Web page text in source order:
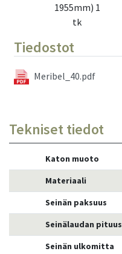
1955mm) 1
tk
Tiedostot
Meribel_40.pdf
Tekniset tiedot
Katon muoto
Materiaali
Seinän paksuus
Seinälaudan pituus
Seinän ulkomitta